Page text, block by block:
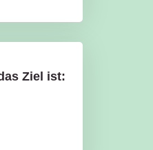
Ziel ist: